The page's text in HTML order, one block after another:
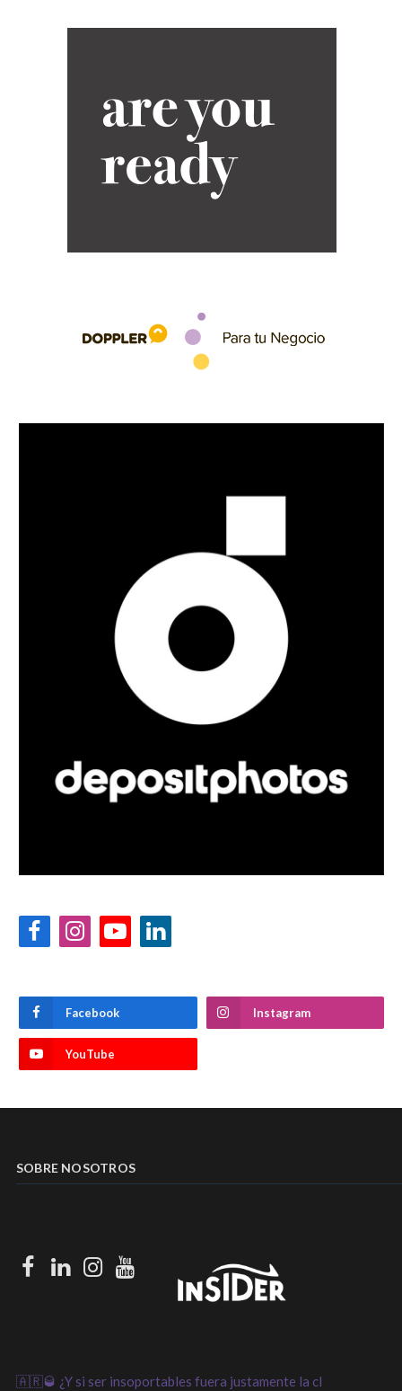
FacebookInstagramYouTubeLinkedIn
Facebook Instagram
YouTube
SOBRE NOSOTROS
Facebook
LinkedIn
Instagram
Youtube
🇦🇷🥃 ¿Y si ser insoportables fuera justamente la cl